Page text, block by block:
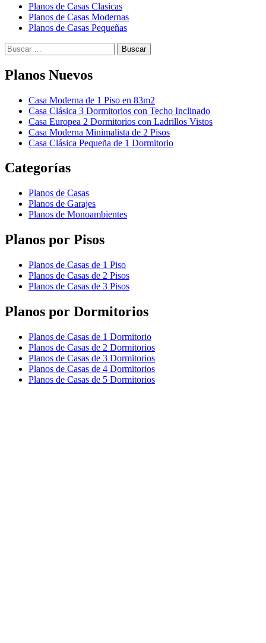
Planos de Casas Clasicas
Planos de Casas Modernas
Planos de Casas Pequeñas
Buscar:
Planos Nuevos
Casa Moderna de 1 Piso en 83m2
Casa Clásica 3 Dormitorios con Techo Inclinado
Casa Europea 2 Dormitorios con Ladrillos Vistos
Casa Moderna Minimalista de 2 Pisos
Casa Clásica Pequeña de 1 Dormitorio
Categorías
Planos de Casas
Planos de Garajes
Planos de Monoambientes
Planos por Pisos
Planos de Casas de 1 Piso
Planos de Casas de 2 Pisos
Planos de Casas de 3 Pisos
Planos por Dormitorios
Planos de Casas de 1 Dormitorio
Planos de Casas de 2 Dormitorios
Planos de Casas de 3 Dormitorios
Planos de Casas de 4 Dormitorios
Planos de Casas de 5 Dormitorios